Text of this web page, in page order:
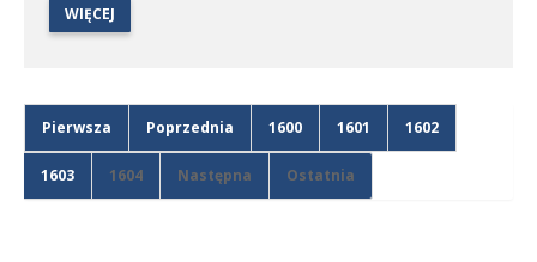
WIĘCEJ
Pierwsza Poprzednia 1600 1601 1602
1603 1604 Następna Ostatnia